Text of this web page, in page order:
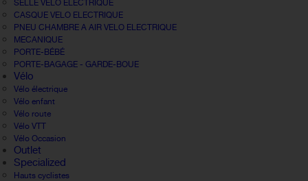
SELLE VELO ELECTRIQUE
CASQUE VELO ELECTRIQUE
PNEU CHAMBRE A AIR VELO ELECTRIQUE
MECANIQUE
PORTE-BÉBÉ
PORTE-BAGAGE - GARDE-BOUE
Vélo
Vélo électrique
Vélo enfant
Vélo route
Vélo VTT
Vélo Occasion
Outlet
Specialized
Hauts cyclistes